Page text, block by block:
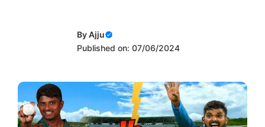
ByAjju
Published on: 07/06/2024